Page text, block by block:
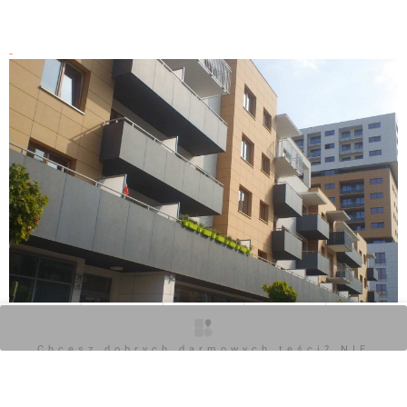
Wydzielony plac to miejsce relaksu, to centrum życia
towarzyskiego mieszkańców osiedla. Komfort życia w
Lokum da Vinci, zapewnią także inne udogodnienia.
Osiedle będzie wyposażone m.in. w system monitoringu i
liczne miejsca parkingowe na poziomach „0” i „-1”.
Komunikację użytkowników pomiędzy kondygnacjami
budynków ułatwią cichobieżne windy. Atutem inwestycji
jest także bardzo dobra lokalizacja. W pobliżu znajdują
się tereny zielone, m.in. Park Zachodni. W sąsiedztwie są
też centra handlowe, usługowe i biznesowe. Obszar
inwestycji jest świetnie skomunikowany z innymi
częściami miasta. Projektowaniu Lokum Da Vinci
towarzyszy idea „Sztuka życia”. Zapraszamy do jej
współtworzenia.
Chcesz dobrych darmowych teści? NIE